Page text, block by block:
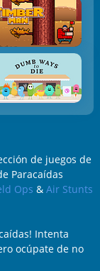
de juegos de
Paracaídas
Ops & Air Stunts
Intenta
ocúpate de no